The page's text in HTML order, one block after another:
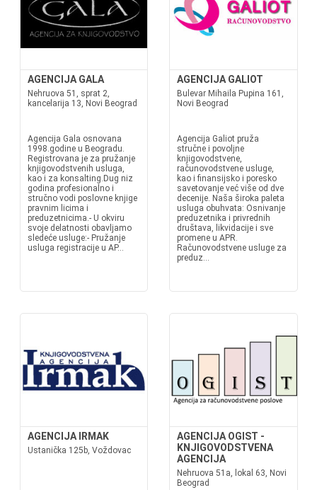
AGENCIJA GALA
Nehruova 51, sprat 2,
kancelarija 13, Novi Beograd
Agencija Gala osnovana
1998.godine u Beogradu.
Registrovana je za pružanje
knjigovodstvenih usluga,
kao i za konsalting.Dug niz
godina profesionalno i
stručno vodi poslovne knjige
pravnim licima i
preduzetnicima.- U okviru
svoje delatnosti obavljamo
sledeće usluge:- Pružanje
usluga registracije u AP...
AGENCIJA GALIOT
Bulevar Mihaila Pupina 161,
Novi Beograd
Agencija Galiot pruža
stručne i povoljne
knjigovodstvene,
računovodstvene usluge,
kao i finansijsko i poresko
savetovanje već više od dve
decenije. Naša široka paleta
usluga obuhvata: Osnivanje
preduzetnika i privrednih
društava, likvidacije i sve
promene u APR.
Računovodstvene usluge za
preduz...
AGENCIJA IRMAK
Ustanička 125b, Voždovac
AGENCIJA OGIST -
KNJIGOVODSTVENA
AGENCIJA
Nehruova 51a, lokal 63, Novi
Beograd